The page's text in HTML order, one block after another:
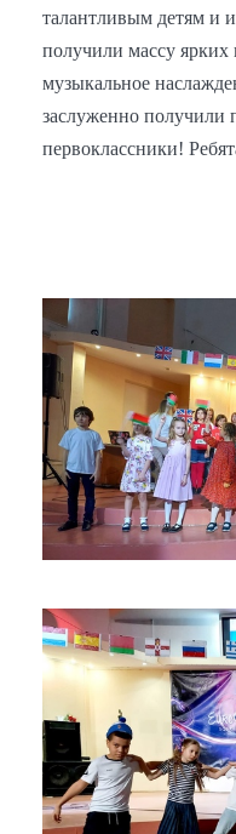
талантливым детям и
получили массу ярких
музыкальное
заслуженно получили
первоклассники!